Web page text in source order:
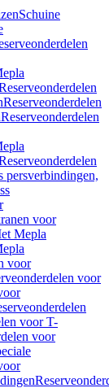
Schuine
Reserveonderdelen
Reserveonderdelen
persverbindingen,
voor
Mepla
voor
voor
voor T-
voor